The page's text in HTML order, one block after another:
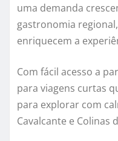
uma demanda
gastronomia
enriquecem a
Com fácil acesso a
para viagens curtas
para explorar com
Cavalcante e Colinas